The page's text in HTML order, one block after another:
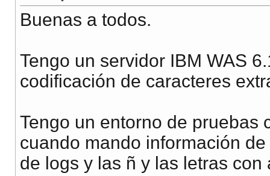
Buenas a todos.
Tengo un servidor IBM WAS
codificación de caracteres
Tengo un entorno de pruebas
cuando mando información
de logs y las ñ y las letras